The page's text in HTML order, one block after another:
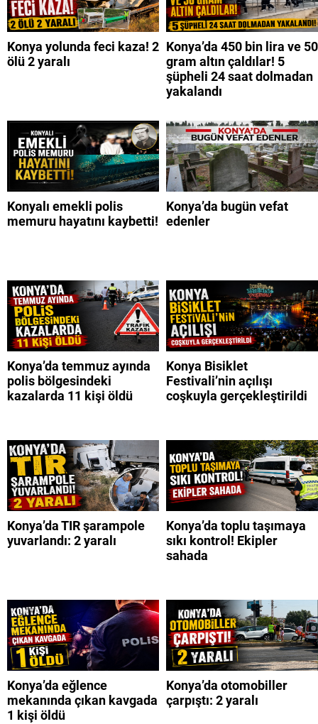
Konya yolunda feci kaza! 2
ölü 2 yaralı
Konya’da 450 bin lira ve 50
gram altın çaldılar! 5
şüpheli 24 saat dolmadan
yakalandı
Konyalı emekli polis
memuru hayatını kaybetti!
Konya’da bugün vefat
edenler
Konya’da temmuz ayında
polis bölgesindeki
kazalarda 11 kişi öldü
Konya Bisiklet
Festivali’nin açılışı
coşkuyla gerçekleştirildi
Konya’da TIR şarampole
yuvarlandı: 2 yaralı
Konya’da toplu taşımaya
sıkı kontrol! Ekipler
sahada
Konya’da eğlence
mekanında çıkan kavgada
1 kişi öldü
Konya’da otomobiller
çarpıştı: 2 yaralı